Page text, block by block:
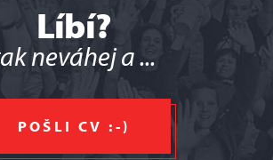
Líbí?
neváhej a ...
POŠLI CV :-)